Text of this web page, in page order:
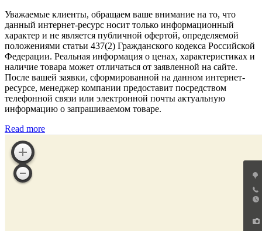
Уважаемые клиенты, обращаем ваше внимание на то, что
данный интернет-ресурс носит только информационный
характер и не является публичной офертой, определяемой
положениями статьи 437(2) Гражданского кодекса Российской
Федерации. Реальная информация о ценах, характеристиках и
наличие товара может отличаться от заявленной на сайте.
После вашей заявки, сформированной на данном интернет-
ресурсе, менеджер компании предоставит посредством
телефонной связи или электронной почты актуальную
информацию о запрашиваемом товаре.
Read more